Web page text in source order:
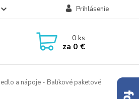
Prihlásenie
0ks
za 0 €
a nápoje - Balíkové paketové